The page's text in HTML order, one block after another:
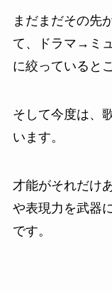
まだまだその先
て、ドラマ→ミ
に絞っているとこ
そして今度は、
います。
才能がそれだけ
や表現力を武器
です。